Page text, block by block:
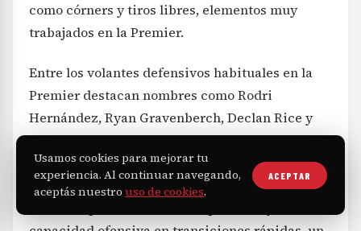
como córners y tiros libres, elementos muy
trabajados en la Premier.
Entre los volantes defensivos habituales en la
Premier destacan nombres como Rodri
Hernández, Ryan Gravenberch, Declan Rice y
Bruno Guimarães, todos con una estatura que
ronda o supera los 1,80 metros. Esta
característica es valorada por equipos que
Usamos cookies para mejorar tu
experiencia. Al continuar navegando,
aceptás nuestro uso de cookies.
ACEPTAR